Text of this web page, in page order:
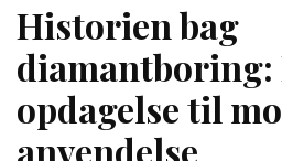
Historien bag
diamantboring:
opdagelse til
anvendelse